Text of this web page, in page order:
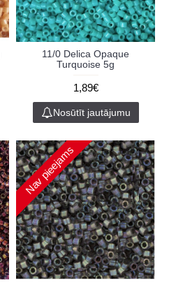
11/0 Delica Opaque
Turquoise 5g
1,89€
Nosūtīt jautājumu
Nav pieejams